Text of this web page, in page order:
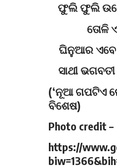
ଫୁଲି ଫୁଲି
ତୋଳି
ଘିନୁଆର ଏବେ
ସାଥୀ
(‘ନୂଆ ଗପଟିଏ
ବିଶେଷ)
Photo credit –
https://